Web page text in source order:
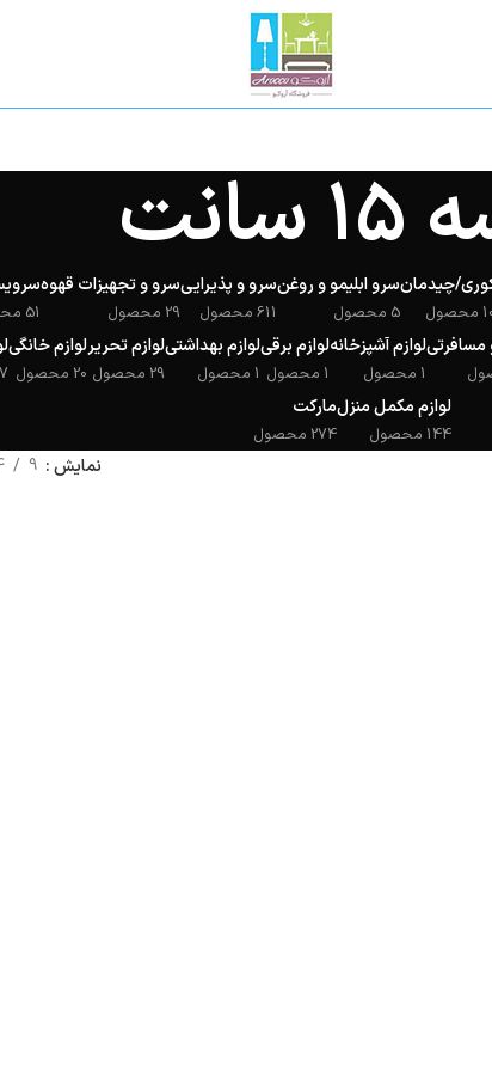
چیدمانسرو ابلیمو و روغن
5 محصول
سرو و پذیرایی
611 محصول
سرو و تجهیزات قهوه
29 محصول 51 محصول
لوازم آشپزخانه
1 محصول
لوازم برقی
1 محصول
لوازم بهداشتی
1 محصول
لوازم تحریر
29 محصول
لوازم خانگی
20 محصول 7 محصول
لوازم مکمل منزل
144 محصول
مارکت
274 محصول
نمایش 9